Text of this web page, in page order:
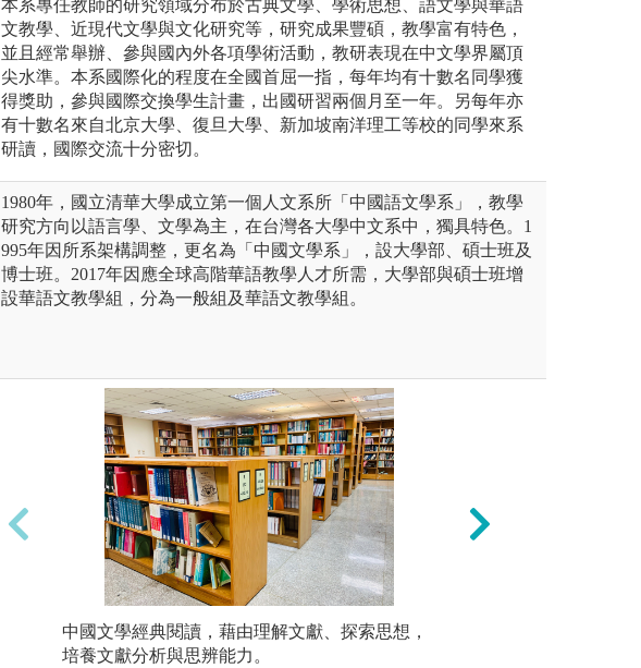
本系專任教師的研究領域分布於古典文學、學術思想、語文學與華語
文教學、近現代文學與文化研究等，研究成果豐碩，教學富有特色，
並且經常舉辦、參與國內外各項學術活動，教研表現在中文學界屬頂
尖水準。本系國際化的程度在全國首屈一指，每年均有十數名同學獲
得獎助，參與國際交換學生計畫，出國研習兩個月至一年。另每年亦
有十數名來自北京大學、復旦大學、新加坡南洋理工等校的同學來系
研讀，國際交流十分密切。
1980年，國立清華大學成立第一個人文系所「中國語文學系」，教學
研究方向以語言學、文學為主，在台灣各大學中文系中，獨具特色。1
995年因所系架構調整，更名為「中國文學系」，設大學部、碩士班及
博士班。2017年因應全球高階華語教學人才所需，大學部與碩士班增
設華語文教學組，分為一般組及華語文教學組。
2.文學鑑賞與創作的能力：教導同學對古典文
學、現代文學的生發、歷史進程、重要理論與流
中國文學經典閱讀，藉由理解文獻、探索思想，
培養文獻分析與思辨能力。